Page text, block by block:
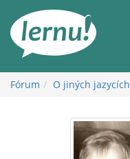
obsahu
Fórum O jiných jazycích